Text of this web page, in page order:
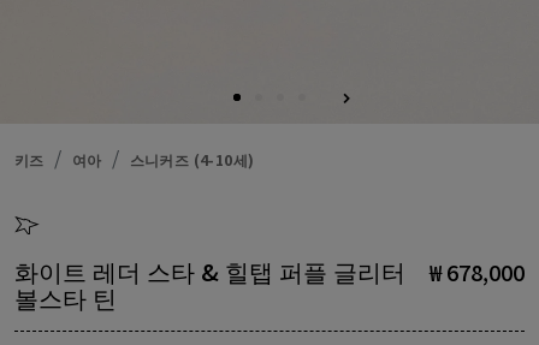
키즈 여아 스니커즈 (4-10세)
화이트 레더 스타 & 힐탭 퍼플 글리터
볼스타 틴
₩ 678,000